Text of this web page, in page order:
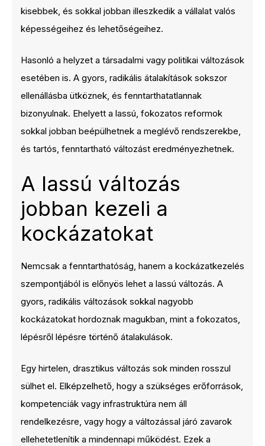
kisebbek, és sokkal jobban illeszkedik a vállalat valós
képességeihez és lehetőségeihez.
Hasonló a helyzet a társadalmi vagy politikai változások
esetében is. A gyors, radikális átalakítások sokszor
ellenállásba ütköznek, és fenntarthatatlannak
bizonyulnak. Ehelyett a lassú, fokozatos reformok
sokkal jobban beépülhetnek a meglévő rendszerekbe,
és tartós, fenntartható változást eredményezhetnek.
A lassú változás
jobban kezeli a
kockázatokat
Nemcsak a fenntarthatóság, hanem a kockázatkezelés
szempontjából is előnyös lehet a lassú változás. A
gyors, radikális változások sokkal nagyobb
kockázatokat hordoznak magukban, mint a fokozatos,
lépésről lépésre történő átalakulások.
Egy hirtelen, drasztikus változás sok minden rosszul
sülhet el. Elképzelhető, hogy a szükséges erőforrások,
kompetenciák vagy infrastruktúra nem áll
rendelkezésre, vagy hogy a változással járó zavarok
ellehetetlenítik a mindennapi működést. Ezek a